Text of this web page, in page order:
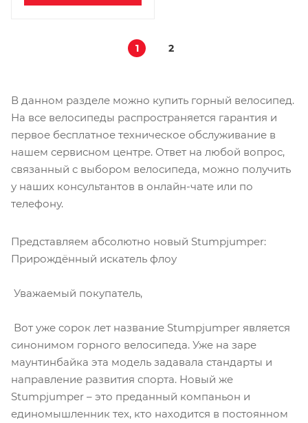
1 2
В данном разделе можно купить горный велосипед.
На все велосипеды распространяется гарантия и
первое бесплатное техническое обслуживание в
нашем сервисном центре. Ответ на любой вопрос,
связанный с выбором велосипеда, можно получить
у наших консультантов в онлайн-чате или по
телефону.
Представляем абсолютно новый Stumpjumper:
Прирождённый искатель флоу
Уважаемый покупатель,
Вот уже сорок лет название Stumpjumper является
синонимом горного велосипеда. Уже на заре
маунтинбайка эта модель задавала стандарты и
направление развития спорта. Новый же
Stumpjumper – это преданный компаньон и
единомышленник тех, кто находится в постоянном